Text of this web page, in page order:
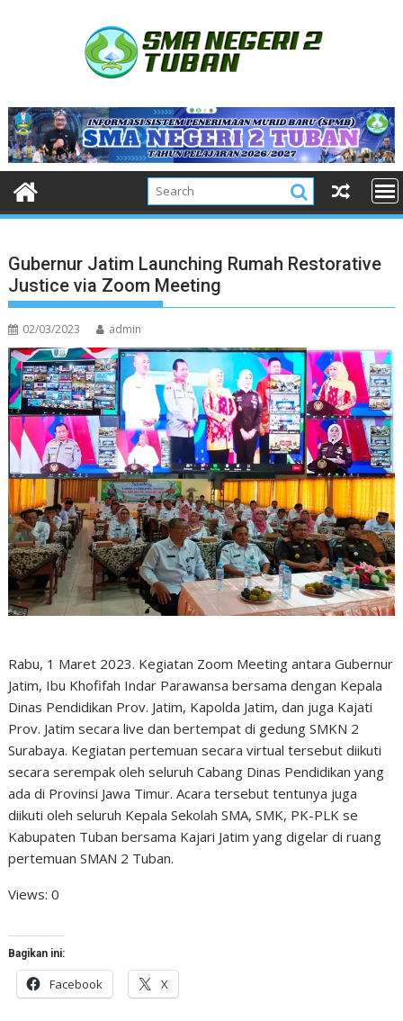
Gubernur Jatim Launching Rumah Restorative
Justice via Zoom Meeting
02/03/2023 admin
Rabu, 1 Maret 2023. Kegiatan Zoom Meeting antara Gubernur
Jatim, Ibu Khofifah Indar Parawansa bersama dengan Kepala
Dinas Pendidikan Prov. Jatim, Kapolda Jatim, dan juga Kajati
Prov. Jatim secara live dan bertempat di gedung SMKN 2
Surabaya. Kegiatan pertemuan secara virtual tersebut diikuti
secara serempak oleh seluruh Cabang Dinas Pendidikan yang
ada di Provinsi Jawa Timur. Acara tersebut tentunya juga
diikuti oleh seluruh Kepala Sekolah SMA, SMK, PK-PLK se
Kabupaten Tuban bersama Kajari Jatim yang digelar di ruang
pertemuan SMAN 2 Tuban.
Views: 0
Bagikan ini:
Facebook X